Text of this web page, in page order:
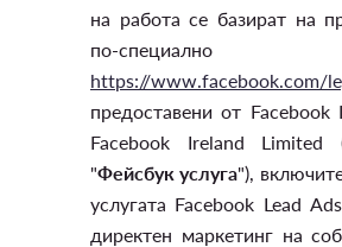
на работа се базират на
по-
https://www.facebook.com/
предоставени от Facebook
Facebook Ireland Limited
"Фейсбук услуга"),
услугата Facebook Lead
директен маркетинг на